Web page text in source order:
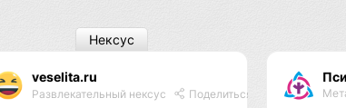
veselita.ru
Развлекательный нексус Поделиться
Нексус